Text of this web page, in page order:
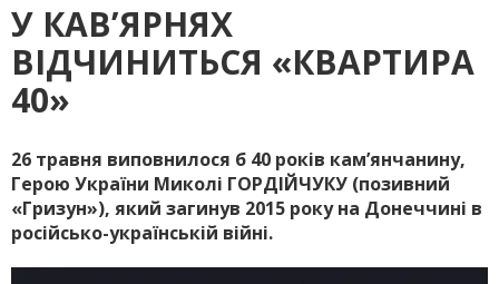
У КАВ’ЯРНЯХ
ВІДЧИНИТЬСЯ «КВАРТИРА
40»
26 травня виповнилося б 40 років кам’янчанину,
Герою України Миколі ГОРДІЙЧУКУ (позивний
«Гризун»), який загинув 2015 року на Донеччині в
російсько-українській війні.